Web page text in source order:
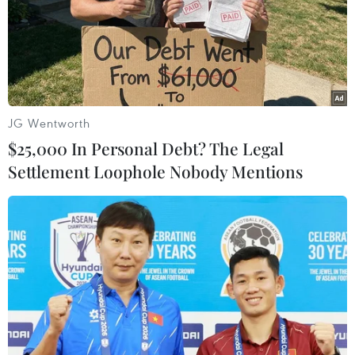
12 thí sinh tranh tài trong đêm thi. (Ảnh: BTC)
Các thí sinh còn lại cũng có những phần thi
thành công. Đặc biệt, thí sinh Y Cel Niê đến từ
Đắk Lắk đã có phần biểu diễn hấp dẫn và trở
thành thí sinh được khán giả yêu thích nhất.
Việc thí sinh Y Cel Niê bị loại cũng là một trong
những bất ngờ để lại nhiều sự tiếc nuối cho
JG Wentworth
$25,000 In Personal Debt? The Legal
Settlement Loophole Nobody Mentions